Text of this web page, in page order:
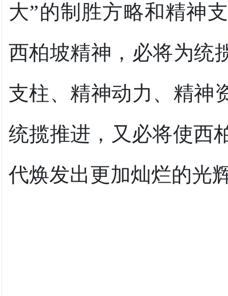
大”的制胜方略和精神
西柏坡精神，必将为统
支柱、精神动力、精神
统揽推进，又必将使西
代焕发出更加灿烂的光